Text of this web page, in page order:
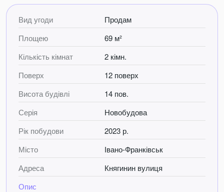
У вітальні великий плазмовий телевізор і потужний
кондиціонер з режимами обігріву та охолодження,
доповнює атмосферу стильний та затишний диван.
естетики: двоспальне ліжко з ортопедичним матрацом і
облаштована бюті-зона з дзеркалом для вашого
щоденного догляду. Вхідна зона простора і
функціональна, з можливістю розмістити гардероб у
місткій шафі-купе.
Великий санвузол укомплектований усім необхідним: є
місце для пральної та сушильної машин, а також
простора ванна, облицьована італійським
керамогранітом. У квартирі використовуються лише
якісні матеріали, всі комунікації підключені та
функціонують.
Вид угоди
Продам
Площею
69 м²
Кількість кімнат
2 кімн.
Поверх
12 поверх
Висота будівлі
14 пов.
Серія
Новобудова
Рік побудови
2023 р.
Місто
Івано-Франківськ
Адреса
Княгинин вулиця
Опис